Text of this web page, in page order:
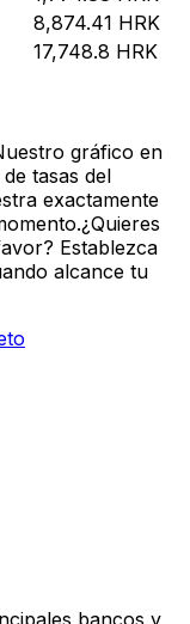
8,874.41 HRK
17,748.8 HRK
gráfico en
tasas del
exactamente
Establezca
alcance tu
bancos y